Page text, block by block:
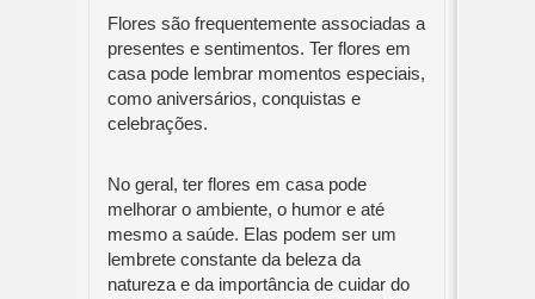
Flores são frequentemente associadas a
presentes e sentimentos. Ter flores em
casa pode lembrar momentos especiais,
como aniversários, conquistas e
celebrações.
No geral, ter flores em casa pode
melhorar o ambiente, o humor e até
mesmo a saúde. Elas podem ser um
lembrete constante da beleza da
natureza e da importância de cuidar do